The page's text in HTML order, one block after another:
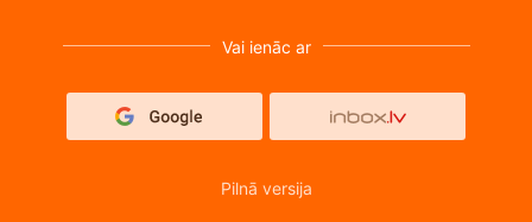
Vai ienāc ar
Pilnā versija